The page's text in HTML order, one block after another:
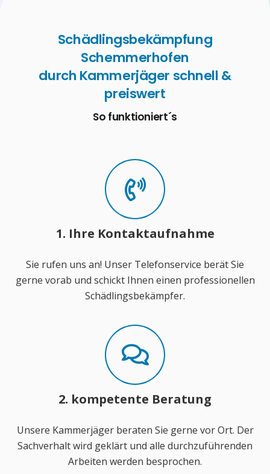
Schädlingsbekämpfung
Schemmerhofen
durch Kammerjäger schnell &
preiswert
So funktioniert´s
1. Ihre Kontaktaufnahme
Sie rufen uns an! Unser Telefonservice berät Sie
gerne vorab und schickt Ihnen einen professionellen
Schädlingsbekämpfer.
2. kompetente Beratung
Unsere Kammerjäger beraten Sie gerne vor Ort. Der
Sachverhalt wird geklärt und alle durchzuführenden
Arbeiten werden besprochen.